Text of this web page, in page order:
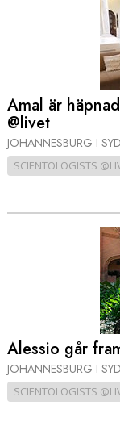
Amal är
@livet
JOHANNESBURG I
SCIENTOLOGISTS
Alessio går
JOHANNESBURG I
SCIENTOLOGISTS